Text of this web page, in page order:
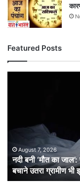
Featured Posts
जाल’:
फैला
करंट,
किसान
August 7, 2026
​नदी बनी ‘मौत का
बचाने उतरा ग्रामीण भी